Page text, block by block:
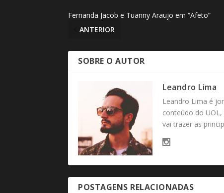
Fernanda Jacob e Tuanny Araujo em “Afeto”
ANTERIOR
SOBRE O AUTOR
Leandro Lima
Leandro Lima é
conteúdo do
vai trazer as
POSTAGENS RELACIONADAS